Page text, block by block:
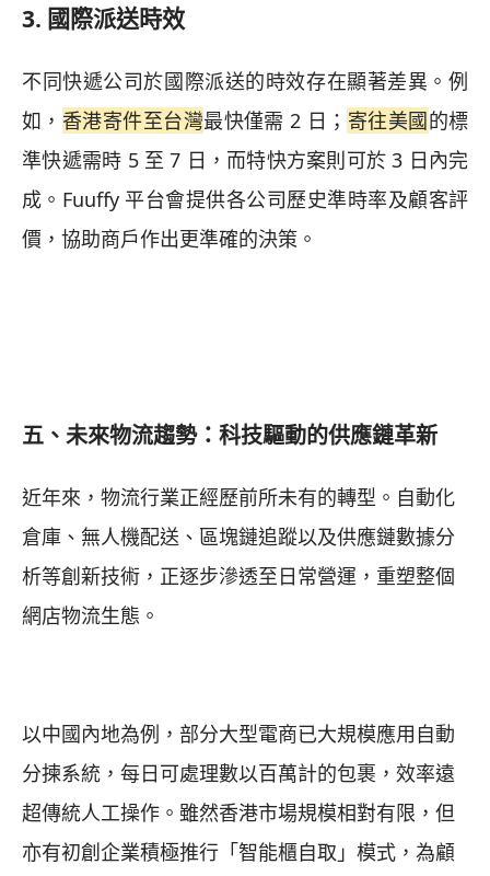
3. 國際派送時效
不同快遞公司於國際派送的時效存在顯著差異。例
如， 香港寄件至台灣最快僅需 2 日； 寄往美國的標
準快遞需時 5 至 7 日，而特快方案則可於 3 日內完
成。Fuuffy 平台會提供各公司歷史準時率及顧客評
價，協助商戶作出更準確的決策。
五、未來物流趨勢：科技驅動的供應鏈革新
近年來，物流行業正經歷前所未有的轉型。自動化
倉庫、無人機配送、區塊鏈追蹤以及供應鏈數據分
析等創新技術，正逐步滲透至日常營運，重塑整個
網店物流生態。
以中國內地為例，部分大型電商已大規模應用自動
分揀系統，每日可處理數以百萬計的包裹，效率遠
超傳統人工操作。雖然香港市場規模相對有限，但
亦有初創企業積極推行「智能櫃自取」模式，為顧